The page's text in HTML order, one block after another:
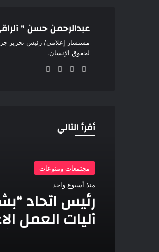
عبدالرحمن حسن "
مستشار إعلامي/ رئيس تحرير
لحقوق الإنسان.
موقع
فيسبوك
‫X
أقرأ التالي
مجتمعات ومنوعات
منذ أسبوع واحد
رئيس اتحاد
آليات العمل
اجتماع مع